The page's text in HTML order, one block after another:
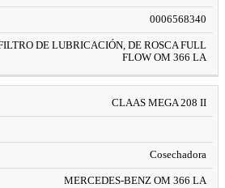
0006568340
DE LUBRICACIÓN, DE ROSCA FULL
FLOW OM 366 LA
CLAAS MEGA 208 II
Cosechadora
MERCEDES-BENZ OM 366 LA